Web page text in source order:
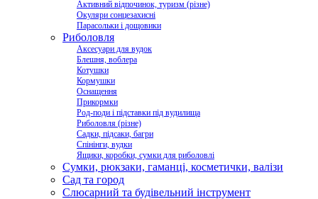
Активний відпочинок, туризм (різне)
Окуляри сонцезахисні
Парасольки і дощовики
Риболовля
Аксесуари для вудок
Блешня, воблера
Котушки
Кормушки
Оснащення
Прикормки
Род-поди і підставки під вудилища
Риболовля (різне)
Садки, підсаки, багри
Спінінги, вудки
Ящики, коробки, сумки для риболовлі
Сумки, рюкзаки, гаманці, косметички, валізи
Сад та город
Слюсарний та будівельний інструмент